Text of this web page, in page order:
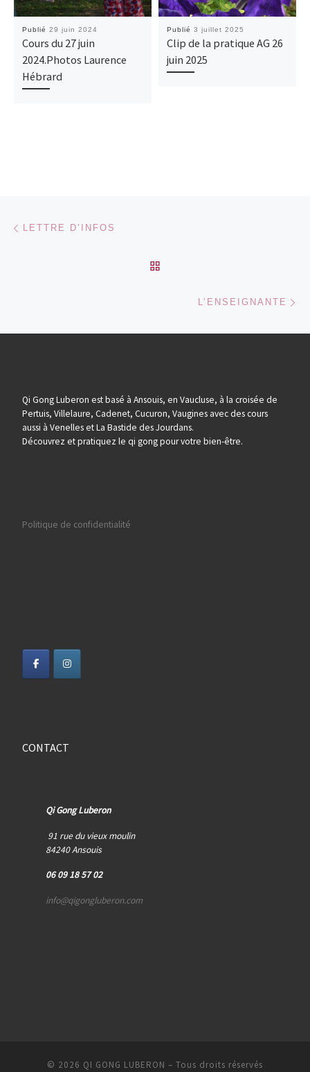
Publié 29 juin 2024
Cours du 27 juin
2024.Photos Laurence
Hébrard
Publié 3 juillet 2025
Clip de la pratique AG 26
juin 2025
Parcourir les articles
LETTRE D’INFOS
L’ENSEIGNANTE
Qi Gong Luberon est basé à Ansouis, en Vaucluse, à la croisée de
Pertuis, Villelaure, Cadenet, Cucuron, Vaugines avec des cours
aussi à Venelles et La Bastide des Jourdans.
Découvrez et pratiquez le qi gong pour votre bien-être.
Politique de confidentialité
CONTACT
Qi Gong Luberon
91 rue du vieux moulin
84240 Ansouis
06 09 18 57 02
info@qigongluberon.com
© 2026 QI GONG LUBERON – Tous droits réservés